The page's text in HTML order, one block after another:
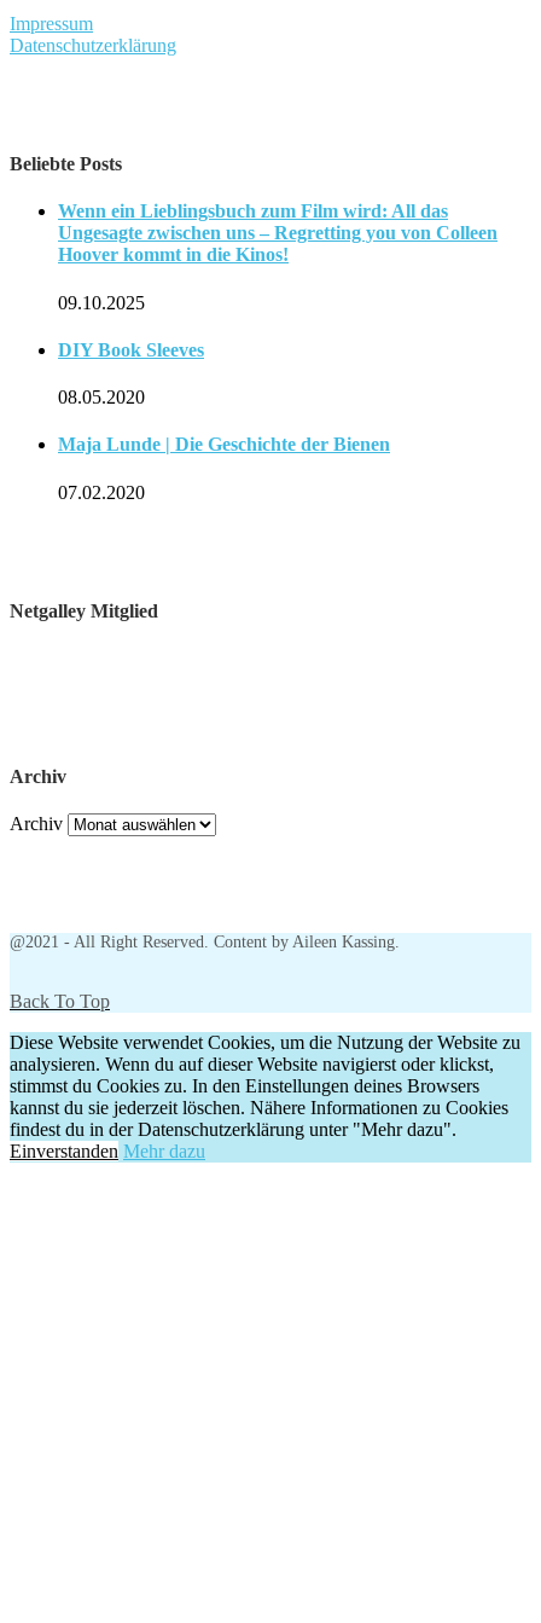
Impressum
Datenschutzerklärung
Beliebte Posts
Wenn ein Lieblingsbuch zum Film wird: All das
Ungesagte zwischen uns – Regretting you von Colleen
Hoover kommt in die Kinos!
09.10.2025
DIY Book Sleeves
08.05.2020
Maja Lunde | Die Geschichte der Bienen
07.02.2020
Netgalley Mitglied
Archiv
Archiv
@2021 - All Right Reserved. Content by Aileen Kassing.
Back To Top
Diese Website verwendet Cookies, um die Nutzung der Website zu
analysieren. Wenn du auf dieser Website navigierst oder klickst,
stimmst du Cookies zu. In den Einstellungen deines Browsers
kannst du sie jederzeit löschen. Nähere Informationen zu Cookies
findest du in der Datenschutzerklärung unter "Mehr dazu".
Einverstanden Mehr dazu